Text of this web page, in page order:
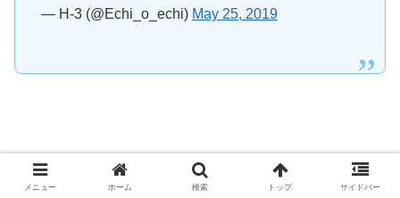
— H-3 (@Echi_o_echi) May 25, 2019
年頃の娘を持つ親御さんなら共感できる出来事ではないで
しょうか(笑)
メニュー ホーム 検索 トップ サイドバー